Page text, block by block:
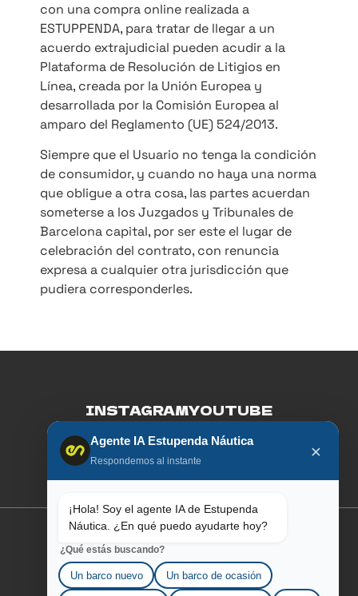
con una compra online realizada a
ESTUPPENDA, para tratar de llegar a un
acuerdo extrajudicial pueden acudir a la
Plataforma de Resolución de Litigios en
Línea, creada por la Unión Europea y
desarrollada por la Comisión Europea al
amparo del Reglamento (UE) 524/2013.
Siempre que el Usuario no tenga la condición
de consumidor, y cuando no haya una norma
que obligue a otra cosa, las partes acuerdan
someterse a los Juzgados y Tribunales de
Barcelona capital, por ser este el lugar de
celebración del contrato, con renuncia
expresa a cualquier otra jurisdicción que
pudiera corresponderles.
INSTAGRAMYOUTUBE
FACEBOOKLINKEDIN
SOBRE AQUILA
Agente IA Estupenda Náutica
Respondemos al instante ×
¡Hola! Soy el agente IA de Estupenda
Náutica. ¿En qué puedo ayudarte hoy?
¿Qué estás buscando?
Un barco nuevo Un barco de ocasión